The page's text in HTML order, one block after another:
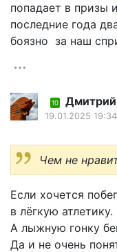
попадает в призы
последние года
боязно за наш
10
19.01.2025 19:34
Чем не
Если хочется
в лёгкую атлетику.
А лыжную гонку
Да и не очень